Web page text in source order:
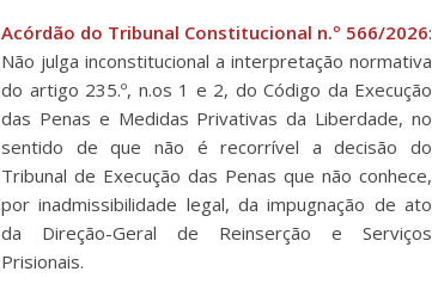
Acórdão do Tribunal Constitucional n.º 566/2026:
Não julga inconstitucional a interpretação normativa
do artigo 235.º, n.os 1 e 2, do Código da Execução
das Penas e Medidas Privativas da Liberdade, no
sentido de que não é recorrível a decisão do
Tribunal de Execução das Penas que não conhece,
por inadmissibilidade legal, da impugnação de ato
da Direção-Geral de Reinserção e Serviços
Prisionais.